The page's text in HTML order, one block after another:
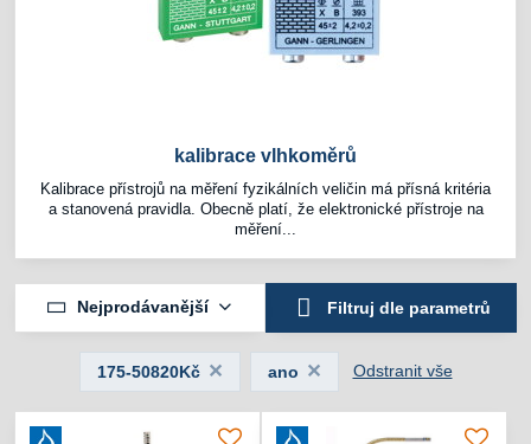
kalibrace vlhkoměrů
Kalibrace přístrojů na měření fyzikálních veličin má přísná kritéria
a stanovená pravidla. Obecně platí, že elektronické přístroje na
měření...
Nejprodávanější Filtruj dle parametrů
175-50820Kč ano Odstranit vše